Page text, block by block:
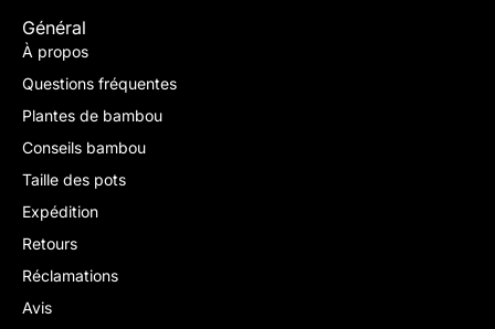
Général
À propos
Questions fréquentes
Plantes de bambou
Conseils bambou
Taille des pots
Expédition
Retours
Réclamations
Avis